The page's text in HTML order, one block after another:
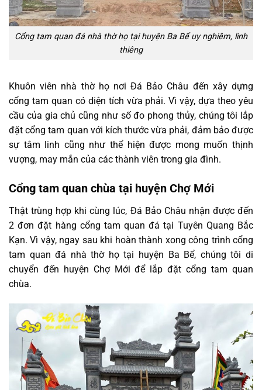
Cổng tam quan đá nhà thờ họ tại huyện Ba Bể uy nghiêm, linh
thiêng
Khuôn viên nhà thờ họ nơi Đá Bảo Châu đến xây dựng
cổng tam quan có diện tích vừa phải. Vì vậy, dựa theo yêu
cầu của gia chủ cũng như số đo phong thủy, chúng tôi lắp
đặt cổng tam quan với kích thước vừa phải, đảm bảo được
sự tâm linh cũng như thể hiện được mong muốn thịnh
vượng, may mắn của các thành viên trong gia đình.
Cổng tam quan chùa tại huyện Chợ Mới
Thật trùng hợp khi cùng lúc, Đá Bảo Châu nhận được đến
2 đơn đặt hàng cổng tam quan đá tại Tuyên Quang Bắc
Kạn. Vì vậy, ngay sau khi hoàn thành xong công trình cổng
tam quan đá nhà thờ họ tại huyện Ba Bể, chúng tôi di
chuyển đến huyện Chợ Mới để lắp đặt cổng tam quan
chùa.